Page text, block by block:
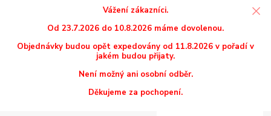
Vážení zákazníci.
Od 23.7.2026 do 10.8.2026 máme dovolenou.
Objednávky budou opět expedovány od 11.8.2026 v pořadí v
jakém budou přijaty.
Není možný ani osobní odběr.
Děkujeme za pochopení.